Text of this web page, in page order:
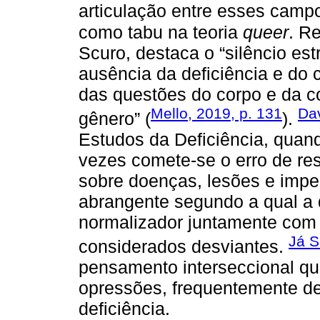
articulação entre esses
como tabu na teoria queer.
Scuro, destaca o “silêncio
ausência da deficiência e do
das questões do corpo e da
gênero” (Mello, 2019, p. 131).
Estudos da Deficiência,
vezes comete-se o erro de
sobre doenças, lesões e
abrangente segundo a qual
normalizador juntamente
considerados desviantes. Já
pensamento interseccional
opressões, frequentemente
deficiência.